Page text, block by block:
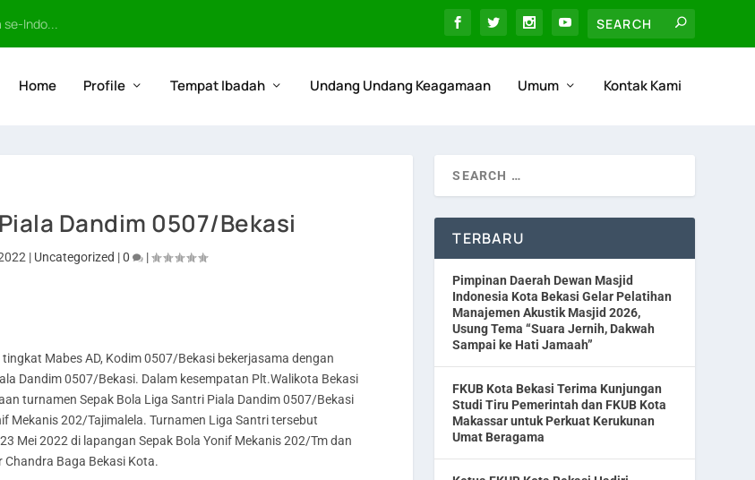
se-Indo...
Home Profile Tempat Ibadah Undang Undang Keagamaan Umum Kontak Kami
Dandim 0507/Bekasi
| Uncategorized |0 |
Mabes AD, Kodim 0507/Bekasi bekerjasama dengan
Dandim 0507/Bekasi. Dalam kesempatan Plt.Walikota Bekasi
turnamen Sepak Bola Liga Santri Piala Dandim 0507/Bekasi
Mekanis 202/Tajimalela. Turnamen Liga Santri tersebut
Mei 2022 di lapangan Sepak Bola Yonif Mekanis 202/Tm dan
Baga Bekasi Kota.
TERBARU
Pimpinan Daerah Dewan Masjid
Indonesia Kota Bekasi Gelar Pelatihan
Manajemen Akustik Masjid 2026,
Usung Tema “Suara Jernih, Dakwah
Sampai ke Hati Jamaah”
FKUB Kota Bekasi Terima Kunjungan
Studi Tiru Pemerintah dan FKUB Kota
Makassar untuk Perkuat Kerukunan
Umat Beragama